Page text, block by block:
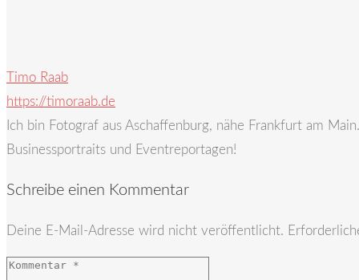
Timo Raab
https://timoraab.de
Ich bin Fotograf aus Aschaffenburg, nähe Frankfurt am
Businessportraits und Eventreportagen!
Schreibe einen Kommentar
Deine E-Mail-Adresse wird nicht veröffentlicht.